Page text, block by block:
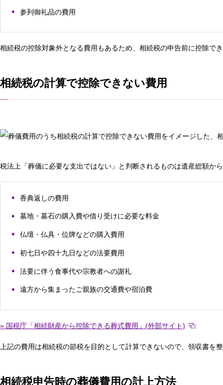
参列御礼品の費用
相続税の控除対象外となる費用もあるため、相続税の申告前に控除で
相続税の計算で控除できない費用
税法上「葬儀に必要な支出ではない」と判断されるものは遺産総額か
香典返しの費用
墓地・墓石の購入費や借り受けに必要な料金
仏壇・仏具・位牌などの購入費用
初七日や四十九日などの法要費用
法要に伴う食事代や宗教者への謝礼
遠方から集まったご親族の交通費や宿泊費
» 国税庁「相続財産から控除できる葬式費用」(外部サイト)
上記の費用は相続税の節税を目的として計算できないので、領収書を
相続税申告時の葬儀費用の計上方法